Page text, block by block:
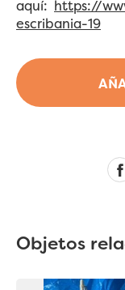
aquí: https://
escribania-19
Objetos